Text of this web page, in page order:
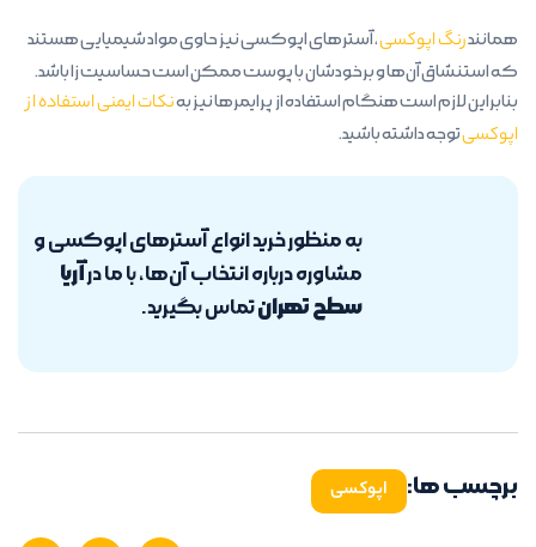
همانندرنگ اپوکسی، آسترهای اپوکسی نیز حاوی مواد شیمیایی هستند
که استنشاق آن‌ها و برخودشان با پوست ممکن است حساسیت زا باشد.
بنابراین لازم است هنگام استفاده از پرایمرها نیز بهنکات ایمنی استفاده از
اپوکسیتوجه داشته باشید.
به منظور خرید انواع آسترهای اپوکسی و
مشاوره درباره انتخاب آن‌ها، با ما درآریا
سطح تهرانتماس بگیرید.
برچسب ها: اپوکسی